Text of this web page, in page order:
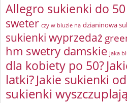
Allegro sukienki do 50
sweter czy w bluzie na dzianinowa
sukienki wyprzedaż
hm swetry damskie jaka
dla kobiety po 50?
latki?Jakie sukienki
sukienki